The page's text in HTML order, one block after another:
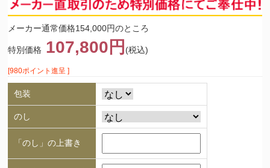
メーカー通常価格154,000円のところ
特別価格 107,800円 (税込)
[980ポイント進呈 ]
包装
のし
「のし」の上書き